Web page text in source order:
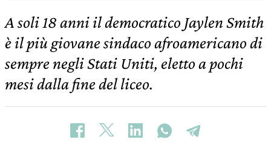
A soli 18 anni il democratico Jaylen Smith
è il più giovane sindaco afroamericano di
sempre negli Stati Uniti, eletto a pochi
mesi dalla fine del liceo.